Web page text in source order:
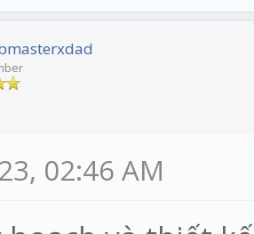
02:46 AM